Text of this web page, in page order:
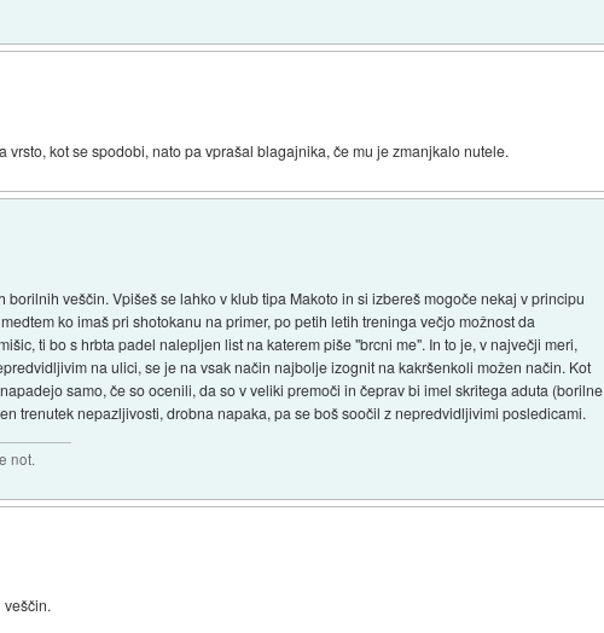
kot se spodobi, nato pa vprašal blagajnika, če mu je zmanjkalo nutele.
veščin. Vpišeš se lahko v klub tipa Makoto in si izbereš mogoče nekaj v principu
ko imaš pri shotokanu na primer, po petih letih treninga večjo možnost da
ti bo s hrbta padel nalepljen list na katerem piše "brcni me". In to je, v največji meri,
na ulici, se je na vsak način najbolje izognit na kakršenkoli možen način. Kot
samo, če so ocenili, da so v veliki premoči in čeprav bi imel skritega aduta (borilne
trenutek nepazljivosti, drobna napaka, pa se boš soočil z nepredvidljivimi posledicami.
not.
veščin.